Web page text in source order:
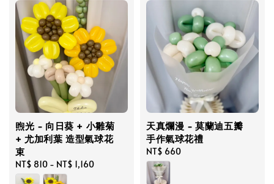
煦光 - 向日葵 + 小雛菊
+ 尤加利葉 造型氣球花
束
Regular
price
NT$ 810 - NT$ 1,160
天真爛漫 - 莫蘭迪五瓣
手作氣球花禮
Regular
price
NT$ 660